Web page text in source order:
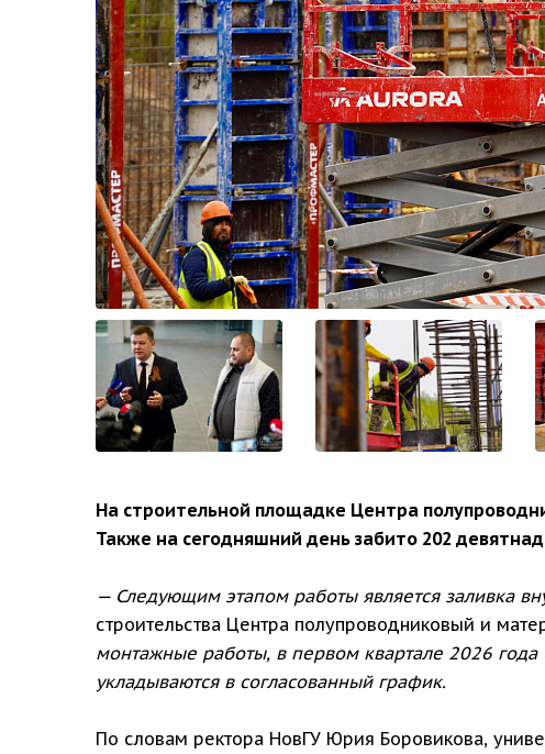
На строительной площадке Центра
Также на сегодняшний день забито 202
— Следующим этапом работы является заливка
строительства Центра полупроводниковый и
монтажные работы, в первом квартале 2026 года
укладываются в согласованный график.
По словам ректора НовГУ Юрия Боровикова,